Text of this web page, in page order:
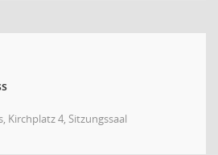
Kirchplatz 4, Sitzungssaal